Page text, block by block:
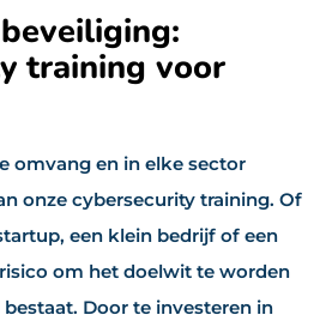
training voor
omvang en in elke sector
onze cybersecurity training. Of
een klein bedrijf of een
om het doelwit te worden
Door te investeren in